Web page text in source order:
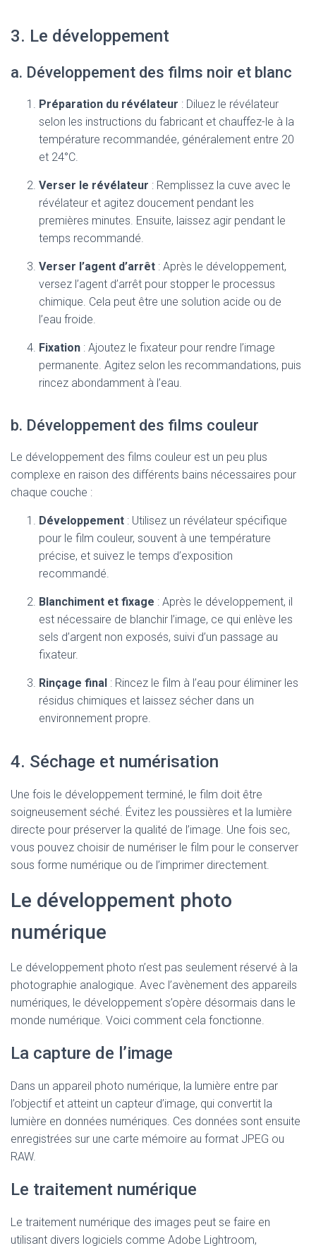
3. Le développement
a. Développement des films noir et blanc
Préparation du révélateur : Diluez le révélateur
selon les instructions du fabricant et chauffez-le à la
température recommandée, généralement entre 20
et 24°C.
Verser le révélateur : Remplissez la cuve avec le
révélateur et agitez doucement pendant les
premières minutes. Ensuite, laissez agir pendant le
temps recommandé.
Verser l’agent d’arrêt : Après le développement,
versez l’agent d’arrêt pour stopper le processus
chimique. Cela peut être une solution acide ou de
l’eau froide.
Fixation : Ajoutez le fixateur pour rendre l’image
permanente. Agitez selon les recommandations, puis
rincez abondamment à l’eau.
b. Développement des films couleur
Le développement des films couleur est un peu plus
complexe en raison des différents bains nécessaires pour
chaque couche :
Développement : Utilisez un révélateur spécifique
pour le film couleur, souvent à une température
précise, et suivez le temps d’exposition
recommandé.
Blanchiment et fixage : Après le développement, il
est nécessaire de blanchir l’image, ce qui enlève les
sels d’argent non exposés, suivi d’un passage au
fixateur.
Rinçage final : Rincez le film à l’eau pour éliminer les
résidus chimiques et laissez sécher dans un
environnement propre.
4. Séchage et numérisation
Une fois le développement terminé, le film doit être
soigneusement séché. Évitez les poussières et la lumière
directe pour préserver la qualité de l’image. Une fois sec,
vous pouvez choisir de numériser le film pour le conserver
sous forme numérique ou de l’imprimer directement.
Le développement photo
numérique
Le développement photo n’est pas seulement réservé à la
photographie analogique. Avec l’avènement des appareils
numériques, le développement s’opère désormais dans le
monde numérique. Voici comment cela fonctionne.
La capture de l’image
Dans un appareil photo numérique, la lumière entre par
l’objectif et atteint un capteur d’image, qui convertit la
lumière en données numériques. Ces données sont ensuite
enregistrées sur une carte mémoire au format JPEG ou
RAW.
Le traitement numérique
Le traitement numérique des images peut se faire en
utilisant divers logiciels comme Adobe Lightroom,